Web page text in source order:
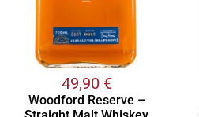
49,90 €
Woodford Reserve –